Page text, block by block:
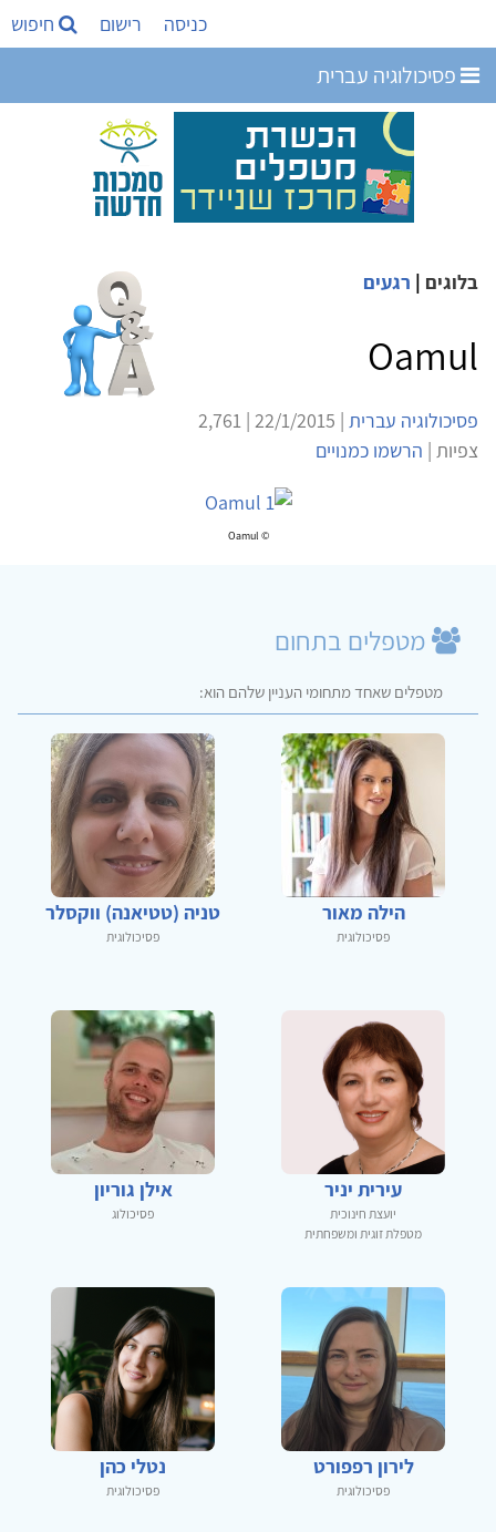
כניסה רישום חיפוש
פסיכולוגיה עברית
בלוגים | רגעים
Oamul
פסיכולוגיה עברית
| 22/1/2015 | 2,761
צפיות | הרשמו כמנויים
© Oamul
מטפלים בתחום
מטפלים שאחד מתחומי העניין שלהם הוא:
הילה מאור
פסיכולוגית
טניה (טטיאנה) ווקסלר
פסיכולוגית
עירית יניר
יועצת חינוכית
מטפלת זוגית ומשפחתית
אילן גוריון
פסיכולוג
לירון רפפורט
פסיכולוגית
נטלי כהן
פסיכולוגית